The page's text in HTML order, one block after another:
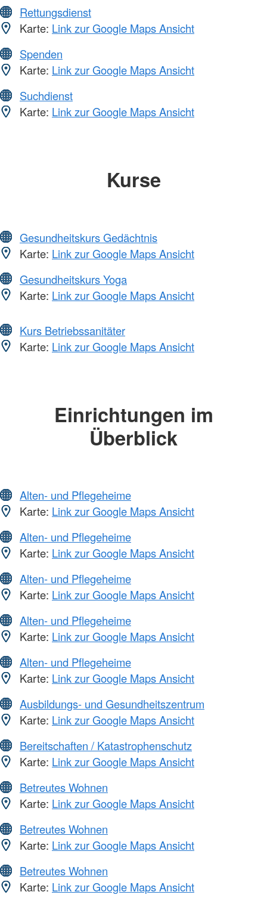
Rettungsdienst
Karte: Link zur Google Maps Ansicht
Spenden
Karte: Link zur Google Maps Ansicht
Suchdienst
Karte: Link zur Google Maps Ansicht
Kurse
Gesundheitskurs Gedächtnis
Karte: Link zur Google Maps Ansicht
Gesundheitskurs Yoga
Karte: Link zur Google Maps Ansicht
Kurs Betriebssanitäter
Karte: Link zur Google Maps Ansicht
Einrichtungen im
Überblick
Alten- und Pflegeheime
Karte: Link zur Google Maps Ansicht
Alten- und Pflegeheime
Karte: Link zur Google Maps Ansicht
Alten- und Pflegeheime
Karte: Link zur Google Maps Ansicht
Alten- und Pflegeheime
Karte: Link zur Google Maps Ansicht
Alten- und Pflegeheime
Karte: Link zur Google Maps Ansicht
Ausbildungs- und Gesundheitszentrum
Karte: Link zur Google Maps Ansicht
Bereitschaften / Katastrophenschutz
Karte: Link zur Google Maps Ansicht
Betreutes Wohnen
Karte: Link zur Google Maps Ansicht
Betreutes Wohnen
Karte: Link zur Google Maps Ansicht
Betreutes Wohnen
Karte: Link zur Google Maps Ansicht